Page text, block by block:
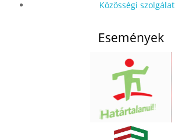
Közösségi szolgálat
Események